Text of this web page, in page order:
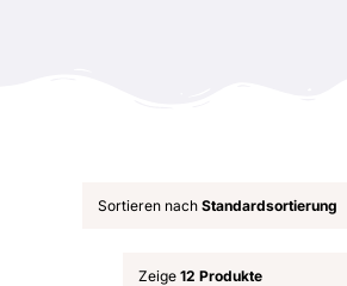
Sortieren nach Standardsortierung
Zeige 12 Produkte